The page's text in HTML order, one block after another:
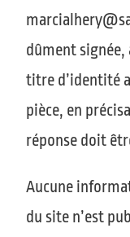
dûment signée,
titre d’identité
pièce, en
réponse doit
Aucune
du site n’est